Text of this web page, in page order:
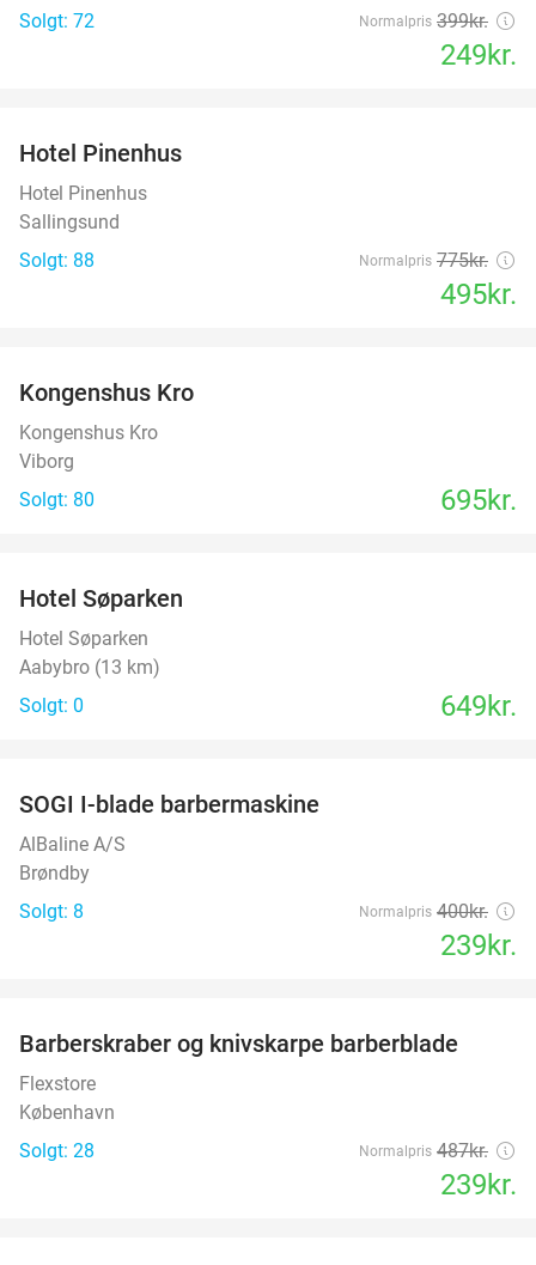
Solgt: 72
Normalpris 399kr.
249kr.
Hotel Pinenhus
Hotel Pinenhus
Sallingsund
Solgt: 88
Normalpris 775kr.
495kr.
Kongenshus Kro
Kongenshus Kro
Viborg
Solgt: 80
695kr.
Hotel Søparken
Hotel Søparken
Aabybro (13 km)
Solgt: 0
649kr.
SOGI I-blade barbermaskine
AlBaline A/S
Brøndby
Solgt: 8
Normalpris 400kr.
239kr.
Barberskraber og knivskarpe barberblade
Flexstore
København
Solgt: 28
Normalpris 487kr.
239kr.